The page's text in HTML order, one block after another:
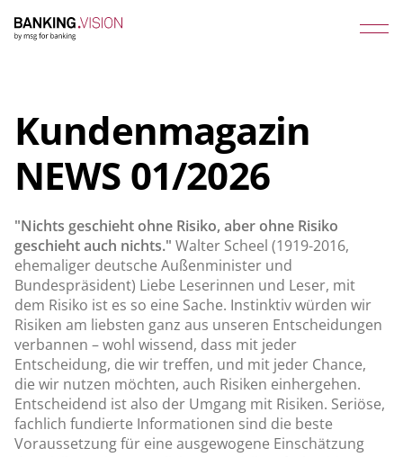
Kundenmagazin
NEWS 01/2026
"Nichts geschieht ohne Risiko, aber ohne Risiko
geschieht auch nichts." Walter Scheel (1919-2016,
ehemaliger deutsche Außenminister und
Bundespräsident) Liebe Leserinnen und Leser, mit
dem Risiko ist es so eine Sache. Instinktiv würden wir
Risiken am liebsten ganz aus unseren Entscheidungen
verbannen – wohl wissend, dass mit jeder
Entscheidung, die wir treffen, und mit jeder Chance,
die wir nutzen möchten, auch Risiken einhergehen.
Entscheidend ist also der Umgang mit Risiken. Seriöse,
fachlich fundierte Informationen sind die beste
Voraussetzung für eine ausgewogene Einschätzung